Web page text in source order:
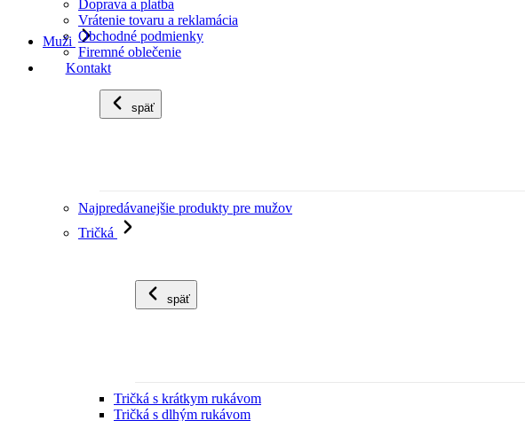
Doprava a platba
Vrátenie tovaru a reklamácia
Obchodné podmienky
Firemné oblečenie
Kontakt
Muži
späť
Najpredávanejšie produkty pre mužov
Tričká
späť
Tričká s krátkym rukávom
Tričká s dlhým rukávom